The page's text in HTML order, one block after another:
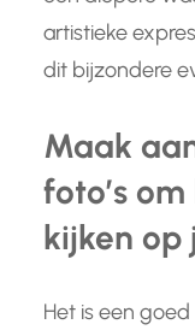
artistieke
dit bijzondere
Maak
foto’s
kijken op
Het is een